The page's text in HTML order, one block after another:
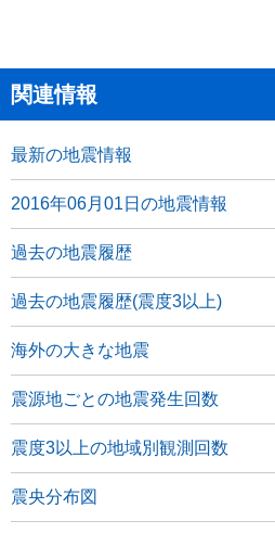
関連情報
最新の地震情報
2016年06月01日の地震情報
過去の地震履歴
過去の地震履歴(震度3以上)
海外の大きな地震
震源地ごとの地震発生回数
震度3以上の地域別観測回数
震央分布図